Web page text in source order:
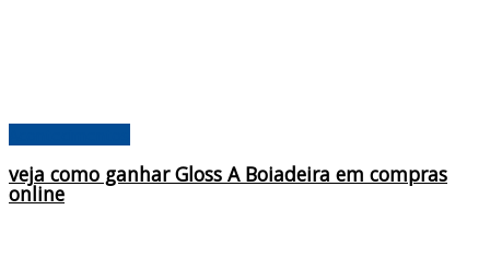
veja como ganhar Gloss A Boiadeira em compras
online